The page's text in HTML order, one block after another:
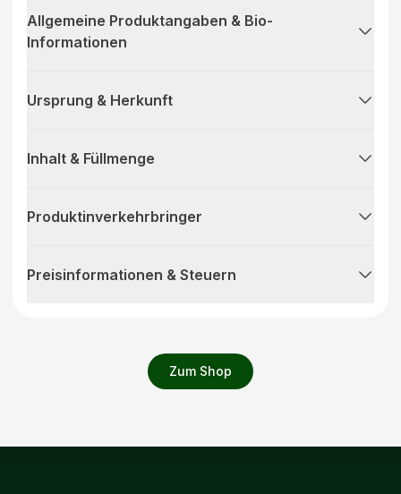
Zum Shop
Allgemeine Produktangaben & Bio-
Informationen
Ursprung & Herkunft
Inhalt & Füllmenge
Produktinverkehrbringer
Preisinformationen & Steuern